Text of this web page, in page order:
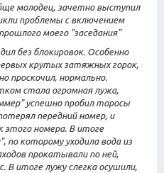
молодец, зачетно выступил
проблемы с включением
моего "заседания"
без блокировок. Особенно
крутых затяжных горок,
проскочил, нормально.
стала огромная лужа,
успешно пробил торосы
передний номер, и
этого номера. В итоге
по которому уходила вода из
прокатывали по ней,
В итоге лужу слегка осушили,